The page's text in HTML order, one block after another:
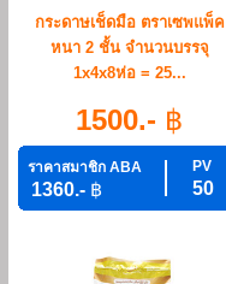
กระดาษเช็ดมือ ตราเซพแพ็ค
หนา 2 ชั้น จำนวนบรรจุ
1x4x8ห่อ = 25...
1500.- ฿
ราคาสมาชิก ABA PV
1360.- ฿ 50